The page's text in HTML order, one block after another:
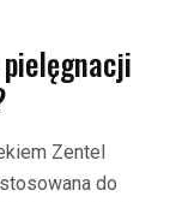
Zentel
do